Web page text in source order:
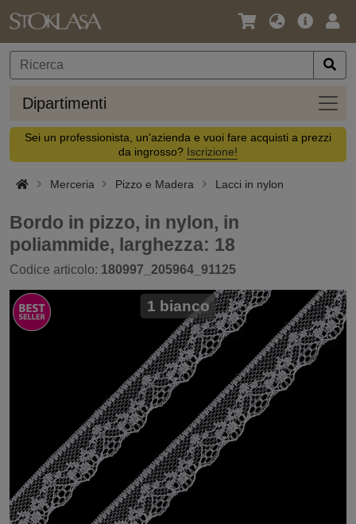
Lingua
Valuta
Offerta
Dipartimenti
Sei un professionista, un'azienda e vuoi fare acquisti a prezzi
da ingrosso? Iscrizione!
Merceria Pizzo e Madera Lacci in nylon
Bordo in pizzo, in nylon, in
poliammide, larghezza: 18
Codice articolo: 180997_205964_91125
1 bianco